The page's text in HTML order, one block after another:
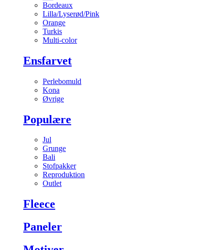
Bordeaux
Lilla/Lyserød/Pink
Orange
Turkis
Multi-color
Ensfarvet
Perlebomuld
Kona
Øvrige
Populære
Jul
Grunge
Bali
Stofpakker
Reproduktion
Outlet
Fleece
Paneler